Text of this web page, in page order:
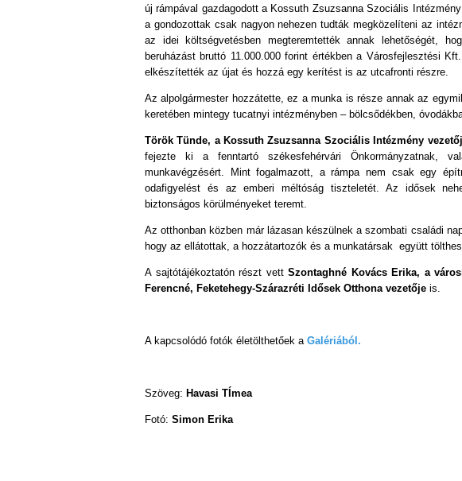
új rámpával gazdagodott a Kossuth Zsuzsanna Szociális
a gondozottak csak nagyon nehezen tudták megközelíteni az
az idei költségvetésben megteremtették annak lehetőségét,
beruházást bruttó 11.000.000 forint értékben a Városfejlesztési
elkészítették az újat és hozzá egy kerítést is az utcafronti részre.
Az alpolgármester hozzátette, ez a munka is része annak az
keretében mintegy tucatnyi intézményben – bölcsődékben,
Török Tünde, a Kossuth Zsuzsanna Szociális Intézmény
fejezte ki a fenntartó székesfehérvári Önkormányzatnak,
munkavégzésért. Mint fogalmazott, a rámpa nem csak egy
odafigyelést és az emberi méltóság tiszteletét. Az idősek
biztonságos körülményeket teremt.
Az otthonban közben már lázasan készülnek a szombati családi
hogy az ellátottak, a hozzátartozók és a munkatársak együtt
A sajtótájékoztatón részt vett Szontaghné Kovács Erika, a
Ferencné, Feketehegy-Szárazréti Idősek Otthona vezetője is.
A kapcsolódó fotók életölthetőek a Galériából.
Szöveg: Havasi TÍmea
Fotó: Simon Erika